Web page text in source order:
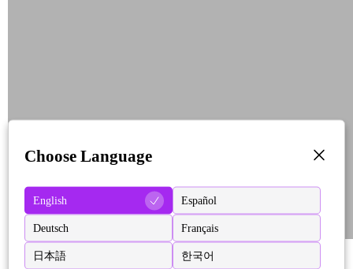
Choose Language
English Español
Deutsch Français
日本語 한국어